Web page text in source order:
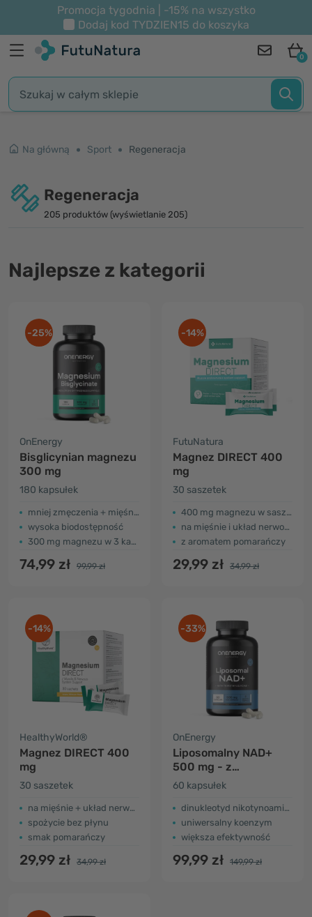
Promocja tygodnia | -15% na wszystko
Dodaj kod TYDZIEN15 do koszyka
0
Na główną Sport Regeneracja
Regeneracja
205 produktów (wyświetlanie 205)
Najlepsze z kategorii
-25%
OnEnergy
Bisglicynian magnezu
300 mg
180 kapsułek
mniej zmęczenia + mięśnie + układ nerwowy
wysoka biodostępność
300 mg magnezu w 3 kapsułkach
74,99 zł 99,99 zł
-14%
FutuNatura
Magnez DIRECT 400
mg
30 saszetek
400 mg magnezu w saszetce
na mięśnie i układ nerwowy
z aromatem pomarańczy
29,99 zł 34,99 zł
-14%
HealthyWorld®
Magnez DIRECT 400
mg
30 saszetek
na mięśnie + układ nerwowy
spożycie bez płynu
smak pomarańczy
29,99 zł 34,99 zł
-33%
OnEnergy
Liposomalny NAD+
500 mg - z
trimetyloglicyną
60 kapsułek
dinukleotyd nikotynoamidoadeninowy
uniwersalny koenzym
większa efektywność
99,99 zł 149,99 zł